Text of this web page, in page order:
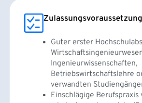
Guter erster
Ingenieurwissenschaften,
Betriebswirtschaftslehre
verwandten
Einschlägige Berufspraxis